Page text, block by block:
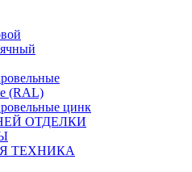
(RAL)
цинк
ОТДЕЛКИ
ТЕХНИКА